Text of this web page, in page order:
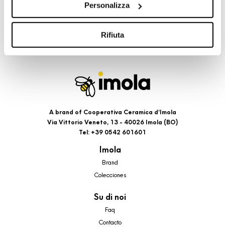
cookie di profilazione, selezionando uno dei bottoni sotto
riportati. Puoi avere maggiori dettagli visionando
l’Informativa estesa cookie. La chiusura del presente
banner comporterà il permanere dei soli cookie tecnici ed
comunque modificare le tue scelte in qualsiasi momento,
accedendo al link presente nel footer.
Personalizza
Rifiuta
A brand of Cooperativa Ceramica d’Imola
Via Vittorio Veneto, 13 - 40026 Imola (BO)
Tel: +39 0542 601601
Imola
Brand
Colecciones
Su di noi
Faq
Contacto